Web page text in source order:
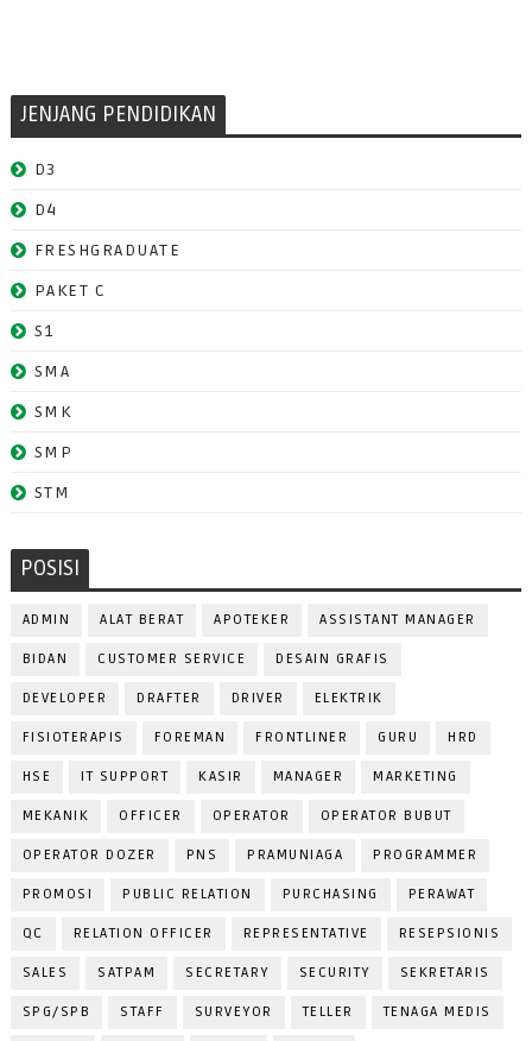
JENJANG PENDIDIKAN
D3
D4
FRESHGRADUATE
PAKET C
S1
SMA
SMK
SMP
STM
POSISI
ADMIN ALAT BERAT APOTEKER ASSISTANT MANAGER
BIDAN CUSTOMER SERVICE DESAIN GRAFIS
DEVELOPER DRAFTER DRIVER ELEKTRIK
FISIOTERAPIS FOREMAN FRONTLINER GURU HRD
HSE IT SUPPORT KASIR MANAGER MARKETING
MEKANIK OFFICER OPERATOR OPERATOR BUBUT
OPERATOR DOZER PNS PRAMUNIAGA PROGRAMMER
PROMOSI PUBLIC RELATION PURCHASING PERAWAT
QC RELATION OFFICER REPRESENTATIVE RESEPSIONIS
SALES SATPAM SECRETARY SECURITY SEKRETARIS
SPG/SPB STAFF SURVEYOR TELLER TENAGA MEDIS